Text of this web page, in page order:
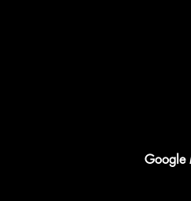
Google